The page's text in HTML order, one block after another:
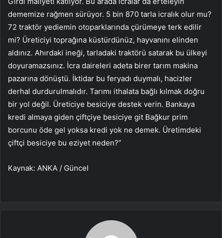
dememize rağmen sürüyor. 5 bin 870 tarla icralık olur mu?
72 traktör yediemin otoparklarında çürümeye terk edilir
mi? Üreticiyi toprağına küstürdünüz, hayvanını elinden
aldınız. Ahırdaki ineği, tarladaki traktörü satarak bu ülkeyi
doyuramazsınız. İcra daireleri adeta birer tarım makina
pazarına dönüştü. İktidar bu feryadı duymalı, hacizler
derhal durdurulmalıdır. Tarımı ithalata bağlı kılmak doğru
bir yol değil. Üreticiye besiciye destek verin. Bankaya
kredi almaya giden çiftçiye besiciye git Bağkur prim
borcunu öde gel yoksa kredi yok ne demek. Üretimdeki
çiftçi besiciye bu eziyet neden?”
Kaynak: ANKA / Güncel